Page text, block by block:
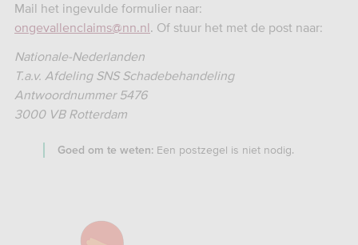
Mail het ingevulde formulier naar:
ongevallenclaims@nn.nl. Of stuur het met de post naar:
Nationale-Nederlanden
T.a.v. Afdeling SNS Schadebehandeling
Antwoordnummer 5476
3000 VB Rotterdam
Goed om te weten: Een postzegel is niet nodig.